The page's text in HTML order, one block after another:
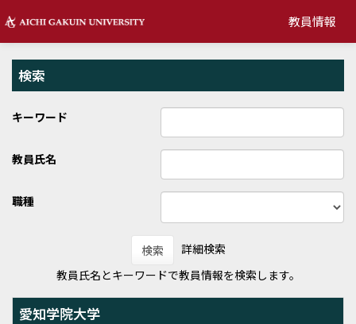
教員情報
検索
キーワード
教員氏名
職種
検索
詳細検索
教員氏名とキーワードで教員情報を検索します。
愛知学院大学